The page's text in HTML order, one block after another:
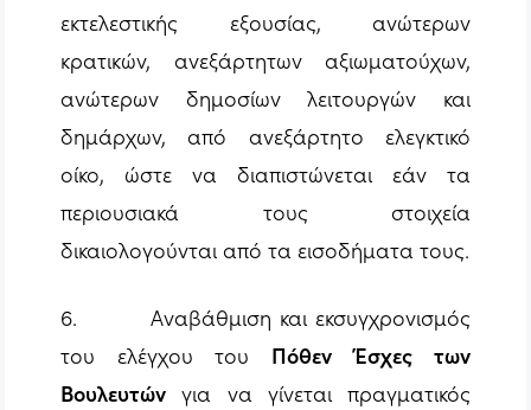
εκτελεστικής εξουσίας, ανώτερων
κρατικών, ανεξάρτητων αξιωματούχων,
ανώτερων δημοσίων λειτουργών και
δημάρχων, από ανεξάρτητο ελεγκτικό
οίκο, ώστε να διαπιστώνεται εάν τα
περιουσιακά τους στοιχεία
δικαιολογούνται από τα εισοδήματα τους.
6. Αναβάθμιση και εκσυγχρονισμός
του ελέγχου του Πόθεν Έσχες των
Βουλευτών για να γίνεται πραγματικός